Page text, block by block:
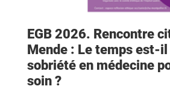
EGB 2026. Rencontre
Mende : Le temps est-il
sobriété en médecine
soin ?